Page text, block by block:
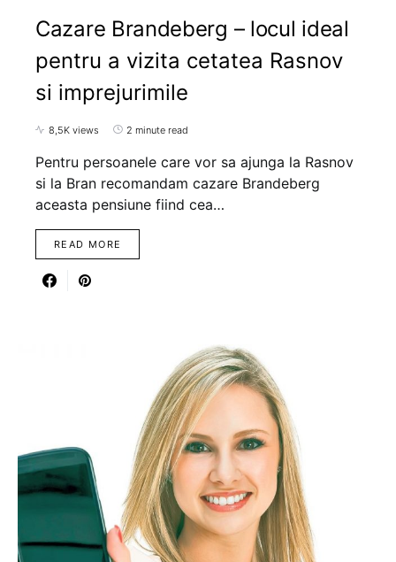
Cazare Brandeberg – locul ideal
pentru a vizita cetatea Rasnov
si imprejurimile
8,5K views 2 minute read
Pentru persoanele care vor sa ajunga la Rasnov
si la Bran recomandam cazare Brandeberg
aceasta pensiune fiind cea…
READ MORE